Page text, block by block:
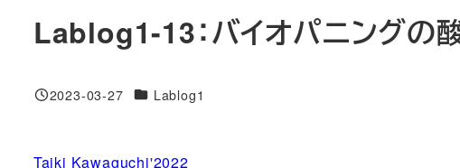
Lablog1-13：バイオパニングの
投稿日
2023-03-27 対象DBLablog1
Taiki Kawaguchi'2022